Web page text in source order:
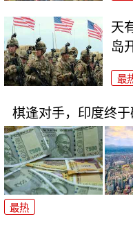
天
岛
最
棋逢对手，印度终
最热